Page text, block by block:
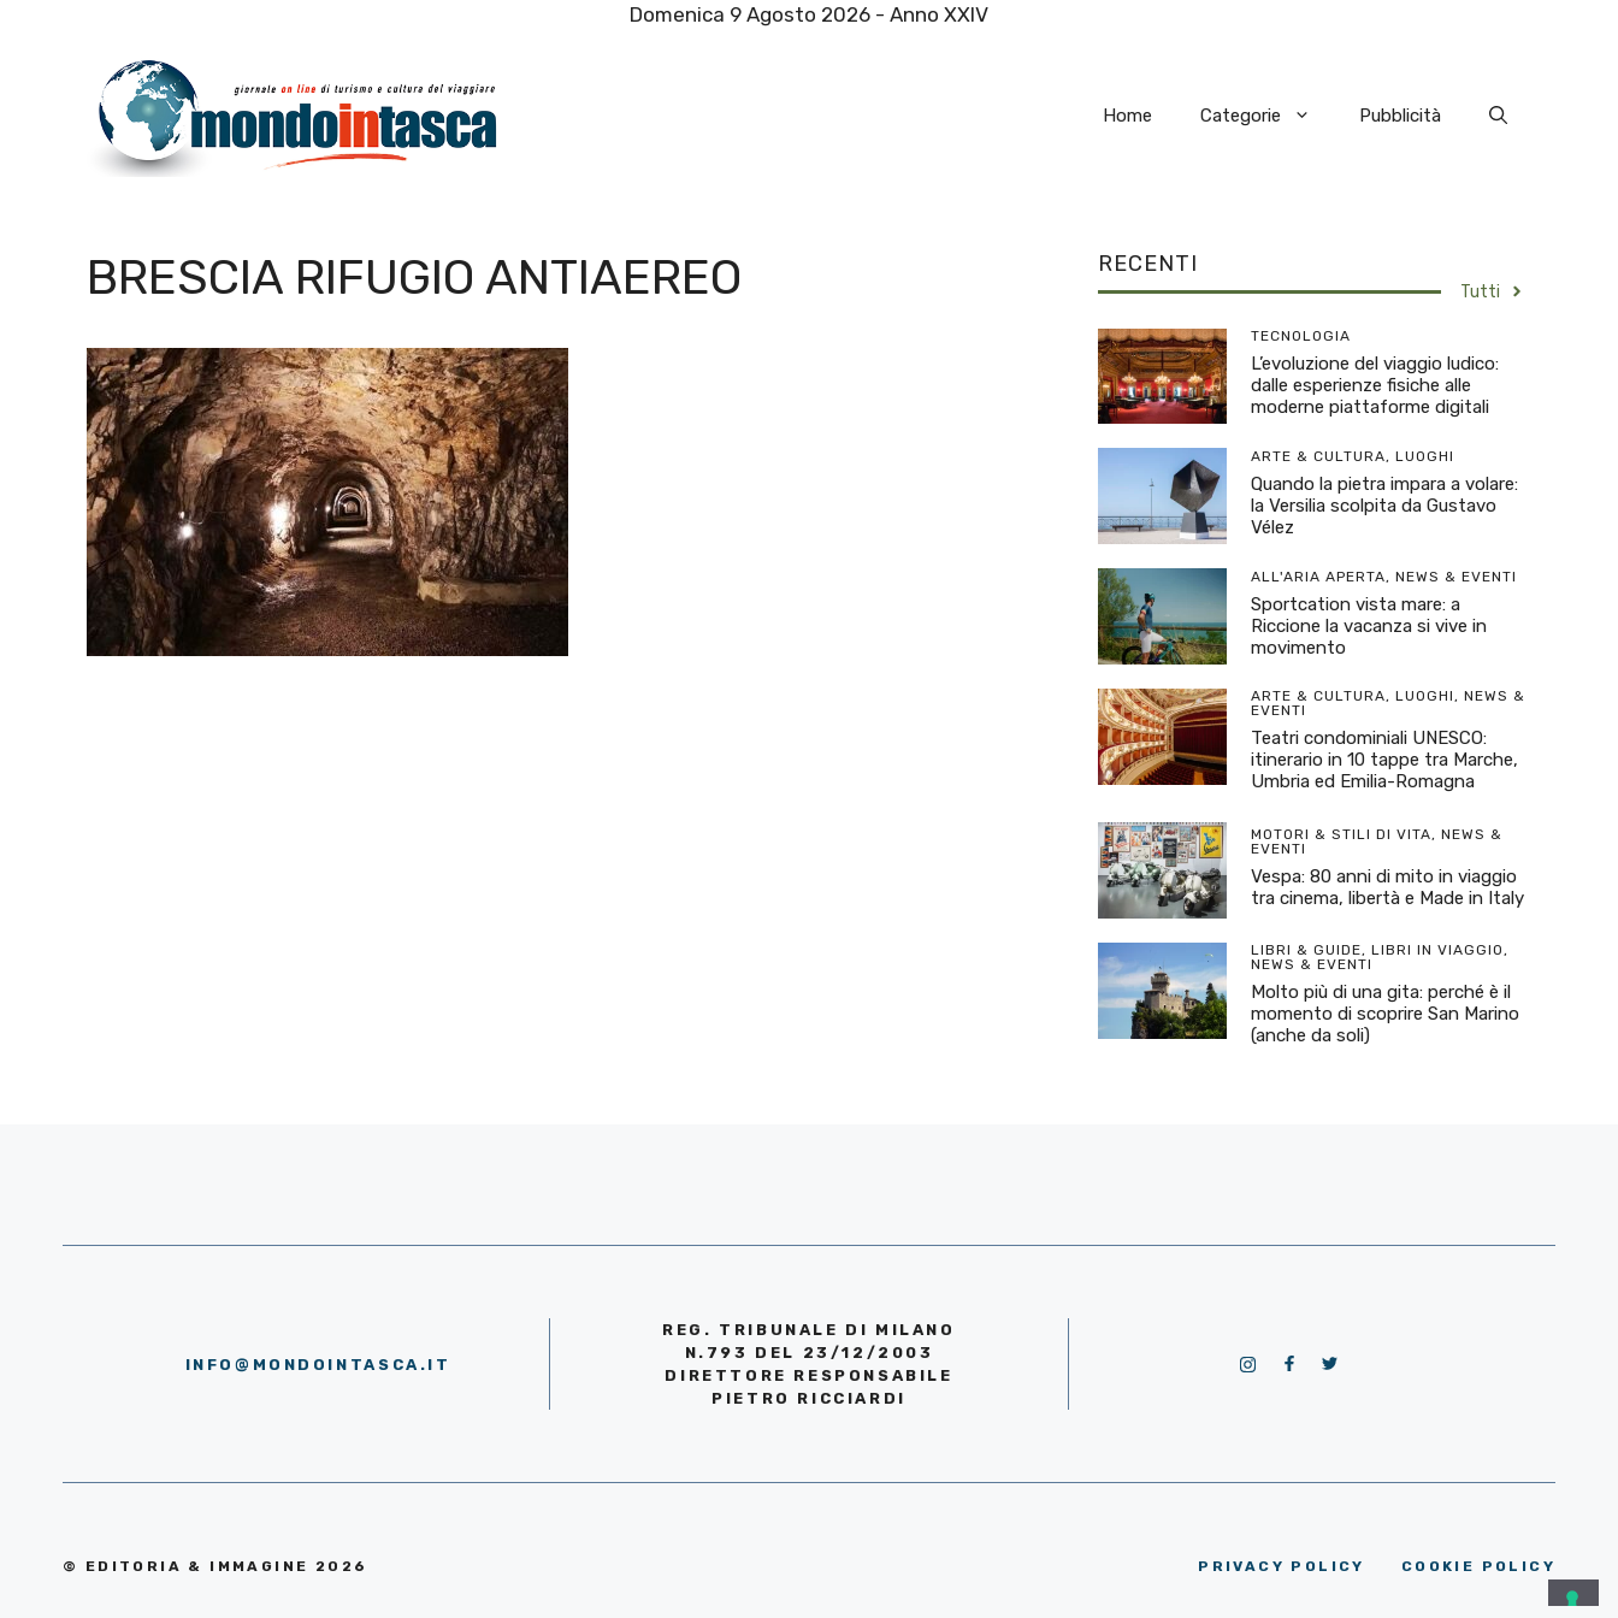
Domenica 9 Agosto 2026 - Anno XXIV
Home Categorie Pubblicità
BRESCIA RIFUGIO ANTIAEREO RECENTI
Tutti
TECNOLOGIA
L’evoluzione del viaggio ludico:
dalle esperienze fisiche alle
moderne piattaforme digitali
ARTE & CULTURA, LUOGHI
Quando la pietra impara a volare:
la Versilia scolpita da Gustavo
Vélez
ALL'ARIA APERTA, NEWS & EVENTI
Sportcation vista mare: a
Riccione la vacanza si vive in
movimento
ARTE & CULTURA, LUOGHI, NEWS &
EVENTI
Teatri condominiali UNESCO:
itinerario in 10 tappe tra Marche,
Umbria ed Emilia-Romagna
MOTORI & STILI DI VITA, NEWS &
EVENTI
Vespa: 80 anni di mito in viaggio
tra cinema, libertà e Made in Italy
LIBRI & GUIDE, LIBRI IN VIAGGIO,
NEWS & EVENTI
Molto più di una gita: perché è il
momento di scoprire San Marino
(anche da soli)
INFO@MONDOINTASCA.IT
REG. TRIBUNALE DI MILANO
N.793 DEL 23/12/2003
DIRETTORE RESPONSABILE
PIETRO RICCIARDI
© EDITORIA & IMMAGINE 2026 PRIVACY POLICY COOKIE POLICY